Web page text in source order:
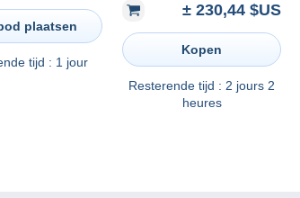
plaatsen
tijd : 1 jour
Balan Sedan± 230,44 $US
Kopen
Resterende tijd : 2 jours 2
heures